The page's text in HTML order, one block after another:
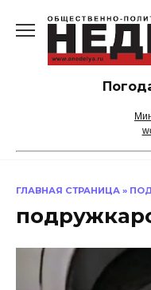
содержанию
ГЛАВНАЯ СТРАНИЦА »